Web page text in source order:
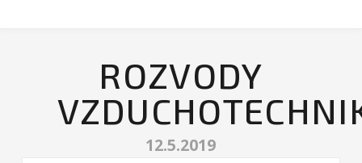
ROZVODY
12.5.2019